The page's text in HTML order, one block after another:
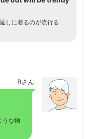
しに着るのが流行る
Bさん
うな物